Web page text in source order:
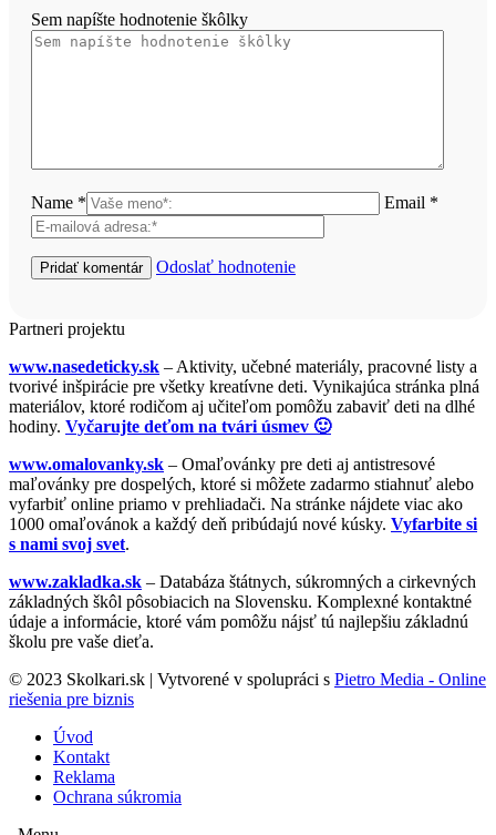
Sem napíšte hodnotenie škôlky
Name * Email *
Odoslať hodnotenie
Partneri projektu
www.nasedeticky.sk – Aktivity, učebné materiály, pracovné listy a
tvorivé inšpirácie pre všetky kreatívne deti. Vynikajúca stránka plná
materiálov, ktoré rodičom aj učiteľom pomôžu zabaviť deti na dlhé
hodiny. Vyčarujte deťom na tvári úsmev 🙂
www.omalovanky.sk – Omaľovánky pre deti aj antistresové
maľovánky pre dospelých, ktoré si môžete zadarmo stiahnuť alebo
vyfarbiť online priamo v prehliadači. Na stránke nájdete viac ako
1000 omaľovánok a každý deň pribúdajú nové kúsky. Vyfarbite si
s nami svoj svet.
www.zakladka.sk – Databáza štátnych, súkromných a cirkevných
základných škôl pôsobiacich na Slovensku. Komplexné kontaktné
údaje a informácie, ktoré vám pomôžu nájsť tú najlepšiu základnú
školu pre vaše dieťa.
© 2023 Skolkari.sk | Vytvorené v spolupráci s Pietro Media - Online
riešenia pre biznis
Úvod
Kontakt
Reklama
Ochrana súkromia